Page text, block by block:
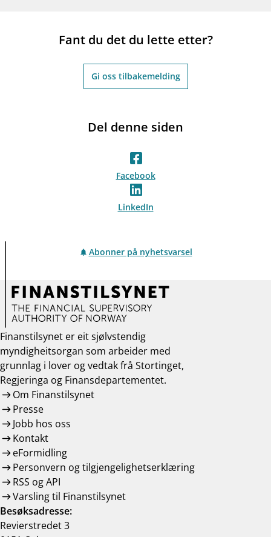
Fant du det du lette etter?
Gi oss tilbakemelding
Del denne siden
Facebook
LinkedIn
Abonner på nyhetsvarsel
Finanstilsynet er eit sjølvstendig
myndigheitsorgan som arbeider med
grunnlag i lover og vedtak frå Stortinget,
Regjeringa og Finansdepartementet.
Om Finanstilsynet
Presse
Jobb hos oss
Kontakt
eFormidling
Personvern og tilgjengelighetserklæring
RSS og API
Varsling til Finanstilsynet
Besøksadresse:
Revierstredet 3